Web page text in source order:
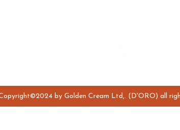
by Golden Cream Ltd,. (D'ORO) all